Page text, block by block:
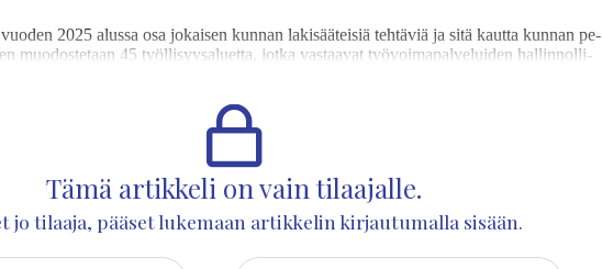
2025 alus­sa osa jo­kai­sen kun­nan la­ki­sää­tei­siä teh­tä­viä ja sitä kaut­ta kun­nan pe­
muo­dos­te­taan 45 työl­li­syy­sa­lu­et­ta, jot­ka vas­taa­vat työ­voi­ma­pal­ve­lui­den hal­lin­nol­li­
Tämä artikkeli on vain tilaajalle.
jo tilaaja, pääset lukemaan artikkelin kirjautumalla sisään.